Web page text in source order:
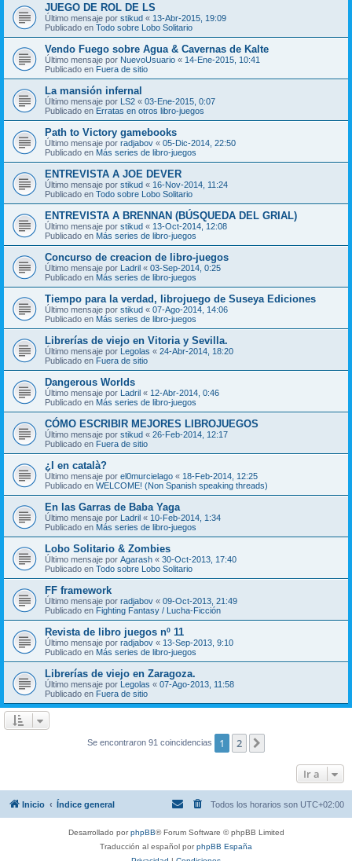
JUEGO DE ROL DE LS
Último mensaje por stikud « 13-Abr-2015, 19:09
Publicado en Todo sobre Lobo Solitario
Vendo Fuego sobre Agua & Cavernas de Kalte
Último mensaje por NuevoUsuario « 14-Ene-2015, 10:41
Publicado en Fuera de sitio
La mansión infernal
Último mensaje por LS2 « 03-Ene-2015, 0:07
Publicado en Erratas en otros libro-juegos
Path to Victory gamebooks
Último mensaje por radjabov « 05-Dic-2014, 22:50
Publicado en Más series de libro-juegos
ENTREVISTA A JOE DEVER
Último mensaje por stikud « 16-Nov-2014, 11:24
Publicado en Todo sobre Lobo Solitario
ENTREVISTA A BRENNAN (BÚSQUEDA DEL GRIAL)
Último mensaje por stikud « 13-Oct-2014, 12:08
Publicado en Más series de libro-juegos
Concurso de creacion de libro-juegos
Último mensaje por Ladril « 03-Sep-2014, 0:25
Publicado en Más series de libro-juegos
Tiempo para la verdad, librojuego de Suseya Ediciones
Último mensaje por stikud « 07-Ago-2014, 14:06
Publicado en Más series de libro-juegos
Librerías de viejo en Vitoria y Sevilla.
Último mensaje por Legolas « 24-Abr-2014, 18:20
Publicado en Fuera de sitio
Dangerous Worlds
Último mensaje por Ladril « 12-Abr-2014, 0:46
Publicado en Más series de libro-juegos
CÓMO ESCRIBIR MEJORES LIBROJUEGOS
Último mensaje por stikud « 26-Feb-2014, 12:17
Publicado en Fuera de sitio
¿I en català?
Último mensaje por el0murcielago « 18-Feb-2014, 12:25
Publicado en WELCOME! (Non Spanish speaking threads)
En las Garras de Baba Yaga
Último mensaje por Ladril « 10-Feb-2014, 1:34
Publicado en Más series de libro-juegos
Lobo Solitario & Zombies
Último mensaje por Agarash « 30-Oct-2013, 17:40
Publicado en Todo sobre Lobo Solitario
FF framework
Último mensaje por radjabov « 09-Oct-2013, 21:49
Publicado en Fighting Fantasy / Lucha-Ficción
Revista de libro juegos nº 11
Último mensaje por radjabov « 13-Sep-2013, 9:10
Publicado en Más series de libro-juegos
Librerías de viejo en Zaragoza.
Último mensaje por Legolas « 07-Ago-2013, 11:58
Publicado en Fuera de sitio
Se encontraron 91 coincidencias 1 2
Ir a
Inicio Índice general Todos los horarios son UTC+02:00
Desarrollado porphpBB® Forum Software © phpBB Limited
Traducción al español porphpBB España